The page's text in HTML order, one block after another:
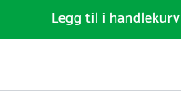
Legg til i handlekurv